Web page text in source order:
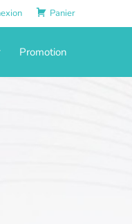
Panier
Promotion